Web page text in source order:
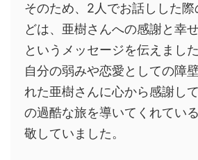
そのため、2人でお話しした
どは、亜樹さんへの感謝と幸
というメッセージを伝えました
自分の弱みや恋愛としての障
れた亜樹さんに心から感謝し
の過酷な旅を導いてくれてい
敬していました。